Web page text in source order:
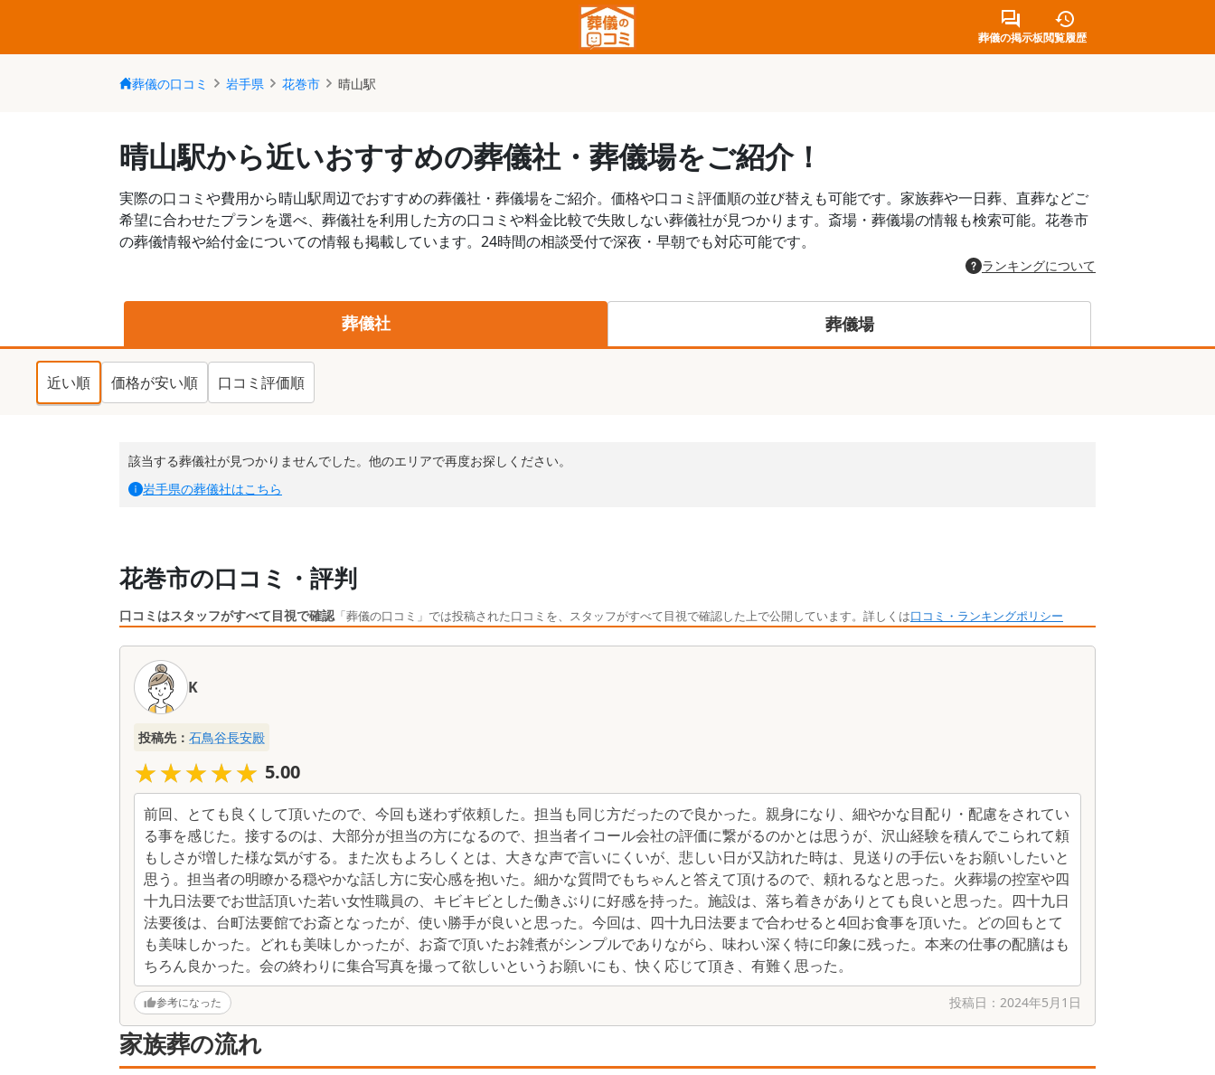
葬儀の掲示板閲覧履歴
葬儀の口コミ 岩手県 花巻市 晴山駅
晴山駅から近いおすすめの葬儀社・葬儀場をご紹介！
実際の口コミや費用から晴山駅周辺でおすすめの葬儀社・葬儀場をご紹介。価格や口コミ評価順の並び替えも可能です。家族葬や一日葬、直葬などご
希望に合わせたプランを選べ、葬儀社を利用した方の口コミや料金比較で失敗しない葬儀社が見つかります。斎場・葬儀場の情報も検索可能。花巻市
の葬儀情報や給付金についての情報も掲載しています。24時間の相談受付で深夜・早朝でも対応可能です。
ランキングについて
葬儀社 葬儀場
近い順 価格が安い順 口コミ評価順
該当する葬儀社が見つかりませんでした。他のエリアで再度お探しください。
岩手県の葬儀社はこちら
花巻市の口コミ・評判
口コミはスタッフがすべて目視で確認「葬儀の口コミ」では投稿された口コミを、スタッフがすべて目視で確認した上で公開しています。詳しくは口コミ・ランキングポリシー
K
投稿先： 石鳥谷長安殿
★★★★★
★★★★★ 5.00
前回、とても良くして頂いたので、今回も迷わず依頼した。担当も同じ方だったので良かった。親身になり、細やかな目配り・配慮をされてい
る事を感じた。接するのは、大部分が担当の方になるので、担当者イコール会社の評価に繋がるのかとは思うが、沢山経験を積んでこられて頼
もしさが増した様な気がする。また次もよろしくとは、大きな声で言いにくいが、悲しい日が又訪れた時は、見送りの手伝いをお願いしたいと
思う。担当者の明瞭かる穏やかな話し方に安心感を抱いた。細かな質問でもちゃんと答えて頂けるので、頼れるなと思った。火葬場の控室や四
十九日法要でお世話頂いた若い女性職員の、キビキビとした働きぶりに好感を持った。施設は、落ち着きがありとても良いと思った。四十九日
法要後は、台町法要館でお斎となったが、使い勝手が良いと思った。今回は、四十九日法要まで合わせると4回お食事を頂いた。どの回もとて
も美味しかった。どれも美味しかったが、お斎で頂いたお雑煮がシンプルでありながら、味わい深く特に印象に残った。本来の仕事の配膳はも
ちろん良かった。会の終わりに集合写真を撮って欲しいというお願いにも、快く応じて頂き、有難く思った。
参考になった 投稿日： 2024年5月1日
家族葬の流れ